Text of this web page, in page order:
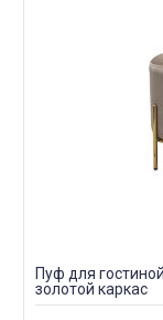
Пуф для
золотой каркас